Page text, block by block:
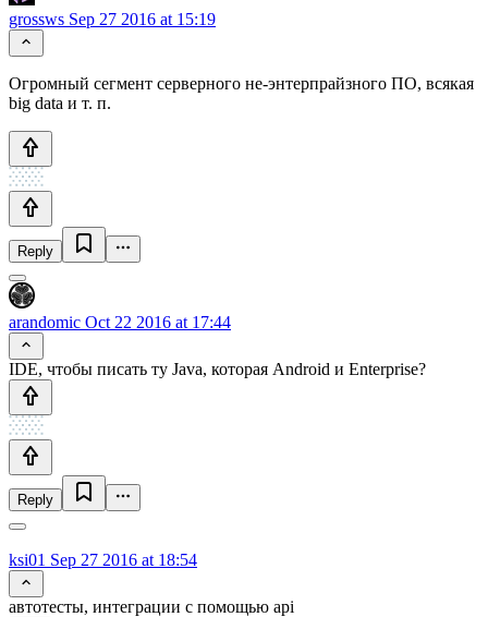
grossws Sep 27 2016 at 15:19
Огромный сегмент серверного не-энтерпрайзного ПО, всякая
big data и т. п.
Reply
arandomic Oct 22 2016 at 17:44
IDE, чтобы писать ту Java, которая Android и Enterprise?
Reply
ksi01 Sep 27 2016 at 18:54
автотесты, интеграции c помощью api